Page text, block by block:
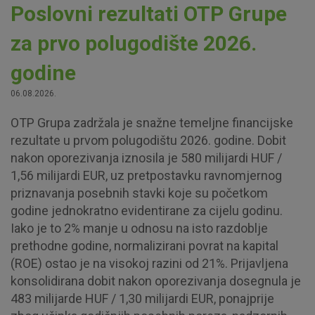
Poslovni rezultati OTP Grupe
za prvo polugodište 2026.
godine
06.08.2026.
OTP Grupa zadržala je snažne temeljne financijske
rezultate u prvom polugodištu 2026. godine. Dobit
nakon oporezivanja iznosila je 580 milijardi HUF /
1,56 milijardi EUR, uz pretpostavku ravnomjernog
priznavanja posebnih stavki koje su početkom
godine jednokratno evidentirane za cijelu godinu.
Iako je to 2% manje u odnosu na isto razdoblje
prethodne godine, normalizirani povrat na kapital
(ROE) ostao je na visokoj razini od 21%. Prijavljena
konsolidirana dobit nakon oporezivanja dosegnula je
483 milijarde HUF / 1,30 milijardi EUR, ponajprije